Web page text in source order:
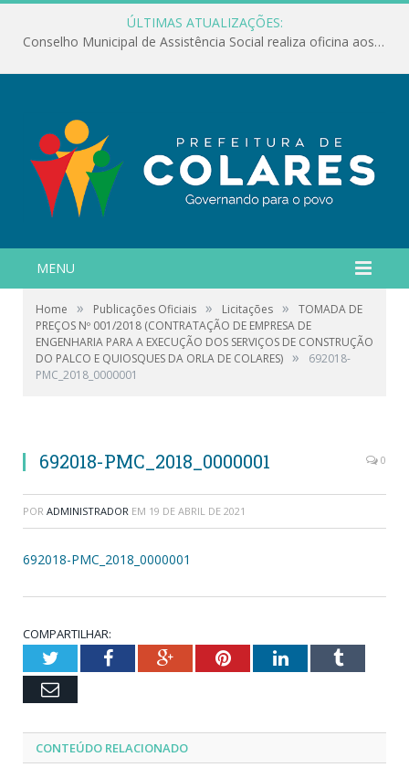
ÚLTIMAS ATUALIZAÇÕES:
Conselho Municipal de Assistência Social realiza oficina aos servidores
MENU
Home » Publicações Oficiais » Licitações »
TOMADA DE
PREÇOS Nº 001/2018 (CONTRATAÇÃO DE EMPRESA DE
ENGENHARIA PARA A EXECUÇÃO DOS SERVIÇOS DE CONSTRUÇÃO
DO PALCO E QUIOSQUES DA ORLA DE COLARES) »
692018-
PMC_2018_0000001
692018-PMC_2018_0000001 0
POR ADMINISTRADOR EM 19 DE ABRIL DE 2021
692018-PMC_2018_0000001
COMPARTILHAR:
TwitterFacebookGoogle+PinterestLinkedInTumblr
Email
CONTEÚDO RELACIONADO